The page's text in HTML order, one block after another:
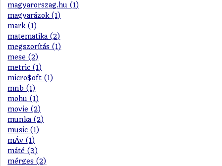
magyarorszag.hu (1)
magyarázok (1)
mark (1)
matematika (2)
megszorítás (1)
mese (2)
metric (1)
micro$oft (1)
mnb (1)
mohu (1)
movie (2)
munka (2)
music (1)
mÁv (1)
máté (3)
mérges (2)